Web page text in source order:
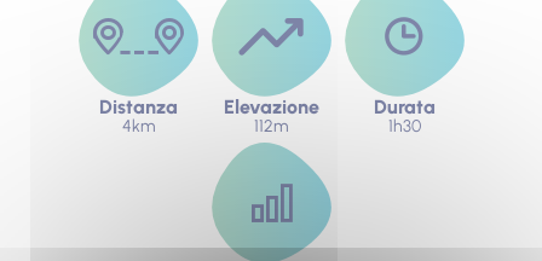
Distanza
4km
Elevazione
112m
Durata
1h30